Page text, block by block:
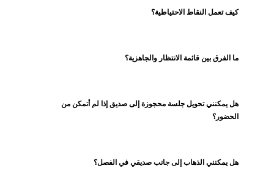
كيف تعمل النقاط الاحتياطية؟
ما الفرق بين قائمة الانتظار والجاهزية؟
هل يمكنني تحويل جلسة محجوزة إلى صديق إذا لم أتمكن من
الحضور؟
هل يمكنني الذهاب إلى جانب صديقي في الفصل؟